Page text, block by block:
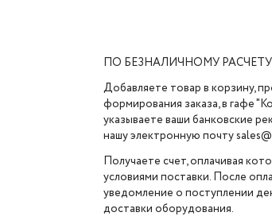
ПО БЕЗНАЛИЧНОМУ
Добавляете товар в корзину,
формирования заказа, в гафе
указываете ваши банковские
нашу электронную почту
Получаете счет, оплачивая
условиями поставки. После
уведомление о поступлении
доставки оборудования.